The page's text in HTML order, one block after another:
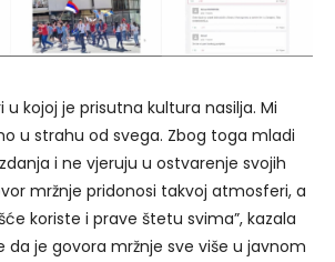
u kojoj je prisutna kultura nasilja. Mi
u strahu od svega. Zbog toga mladi
i ne vjeruju u ostvarenje svojih
mržnje pridonosi takvoj atmosferi, a
koriste i prave štetu svima”, kazala
da je govora mržnje sve više u javnom